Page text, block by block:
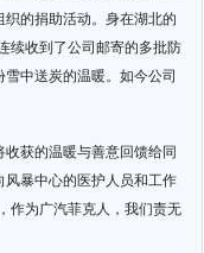
的捐助活动。身在湖北的
续收到了公司邮寄的多批防
中送炭的温暖。如今公司
获的温暖与善意回馈给同
暴中心的医护人员和工作
作为广汽菲克人，我们责无